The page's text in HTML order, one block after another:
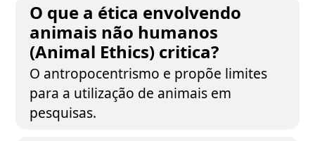
O que a ética envolvendo
animais não humanos
(Animal Ethics) critica?
O antropocentrismo e propõe limites
para a utilização de animais em
pesquisas.